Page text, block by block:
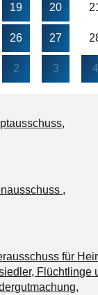
19 20
26 27
2 3 4
für
Flüchtlinge